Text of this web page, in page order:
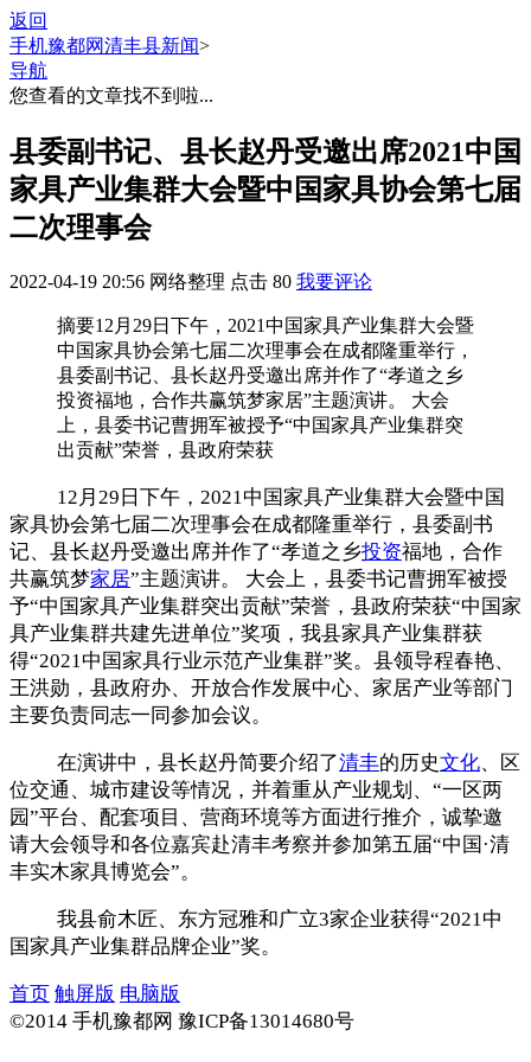
返回
手机豫都网清丰县新闻>
导航
您查看的文章找不到啦...
县委副书记、县长赵丹受邀出席2021中国
家具产业集群大会暨中国家具协会第七届
二次理事会
2022-04-19 20:56 网络整理 点击 80 我要评论
摘要12月29日下午，2021中国家具产业集群大会暨
中国家具协会第七届二次理事会在成都隆重举行，
县委副书记、县长赵丹受邀出席并作了“孝道之乡
投资福地，合作共赢筑梦家居”主题演讲。 大会
上，县委书记曹拥军被授予“中国家具产业集群突
出贡献”荣誉，县政府荣获
12月29日下午，2021中国家具产业集群大会暨中国
家具协会第七届二次理事会在成都隆重举行，县委副书
记、县长赵丹受邀出席并作了“孝道之乡投资福地，合作
共赢筑梦家居”主题演讲。 大会上，县委书记曹拥军被授
予“中国家具产业集群突出贡献”荣誉，县政府荣获“中国家
具产业集群共建先进单位”奖项，我县家具产业集群获
得“2021中国家具行业示范产业集群”奖。县领导程春艳、
王洪勋，县政府办、开放合作发展中心、家居产业等部门
主要负责同志一同参加会议。
在演讲中，县长赵丹简要介绍了清丰的历史文化、区
位交通、城市建设等情况，并着重从产业规划、“一区两
园”平台、配套项目、营商环境等方面进行推介，诚挚邀
请大会领导和各位嘉宾赴清丰考察并参加第五届“中国·清
丰实木家具博览会”。
我县俞木匠、东方冠雅和广立3家企业获得“2021中
国家具产业集群品牌企业”奖。
首页 触屏版 电脑版
©2014 手机豫都网 豫ICP备13014680号